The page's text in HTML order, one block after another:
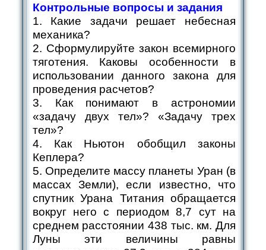
Контрольные вопросы и задания
1. Какие задачи решает небесная
механика?
2. Сформулируйте закон всемирного
тяготения. Каковы особенности в
использовании данного закона для
проведения расчетов?
3. Как понимают в астрономии
«задачу двух тел»? «Задачу трех
тел»?
4. Как Ньютон обобщил законы
Кеплера?
5. Определите массу планеты Уран (в
массах Земли), если известно, что
спутник Урана Титания обращается
вокруг него с периодом 8,7 сут на
среднем расстоянии 438 тыс. км. Для
Луны эти величины равны